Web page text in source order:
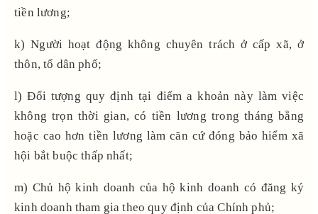
tiền lương;
k) Người hoạt động không chuyên trách ở cấp xã, ở
thôn, tổ dân phố;
l) Đối tượng quy định tại điểm a khoản này làm việc
không trọn thời gian, có tiền lương trong tháng bằng
hoặc cao hơn tiền lương làm căn cứ đóng bảo hiểm xã
hội bắt buộc thấp nhất;
m) Chủ hộ kinh doanh của hộ kinh doanh có đăng ký
kinh doanh tham gia theo quy định của Chính phủ;